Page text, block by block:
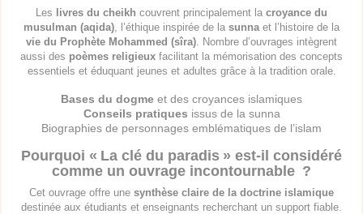
Les livres du cheikh couvrent principalement la croyance du
musulman (aqida) , l’éthique inspirée de la sunna et l’histoire de la
vie du Prophète Mohammed (sîra) . Nombre d’ouvrages intègrent
aussi des poèmes religieux facilitant la mémorisation des concepts
essentiels et éduquant jeunes et adultes grâce à la tradition orale.
Bases du dogme et des croyances islamiques
Conseils pratiques issus de la sunna
Biographies de personnages emblématiques de l’islam
Pourquoi « La clé du paradis » est-il considéré
comme un ouvrage incontournable ?
Cet ouvrage offre une synthèse claire de la doctrine islamique
destinée aux étudiants et enseignants recherchant un support fiable.